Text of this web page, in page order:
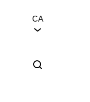
CA